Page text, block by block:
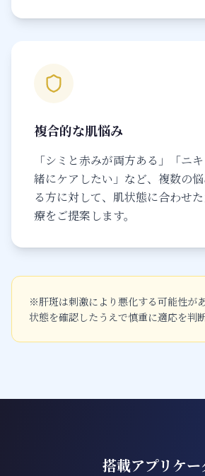
複合的な肌悩み
「シミと赤みが両方ある」「ニ
緒にケアしたい」など、複数の
る方に対して、肌状態に合わせ
療をご提案します。
※肝斑は刺激により悪化する可能性が
状態を確認したうえで慎重に適応を判断
搭載アプリケー